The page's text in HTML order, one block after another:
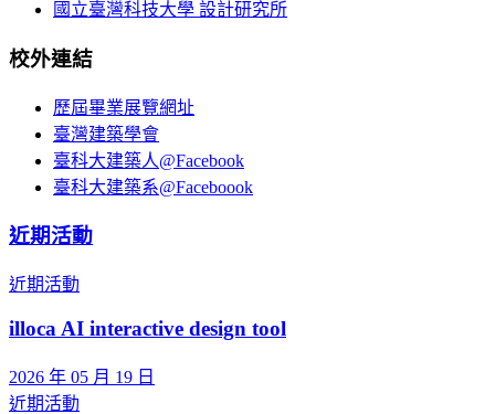
國立臺灣科技大學 設計研究所
校外連結
歷屆畢業展覽網址
臺灣建築學會
臺科大建築人@Facebook
臺科大建築系@Faceboook
近期活動
近期活動
illoca AI interactive design tool
2026 年 05 月 19 日
近期活動